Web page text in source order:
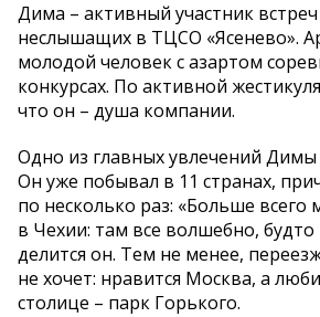
Дима – активный участник встреч
неслышащих в ТЦСО «Ясенево».
молодой человек с азартом
конкурсах. По активной
что он – душа компании.
Одно из главных увлечений Димы
Он уже побывал в 11 странах,
по несколько раз: «Больше всего
в Чехии: там все волшебно, будто
делится он. Тем не менее,
не хочет: нравится Москва, а
столице – парк Горького.